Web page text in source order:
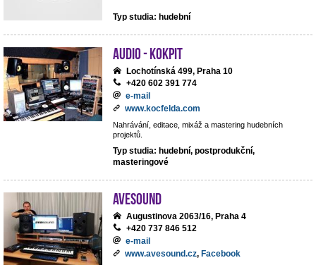
Typ studia: hudební
Audio - Kokpit
Lochotínská 499, Praha 10
+420 602 391 774
e-mail
www.kocfelda.com
Nahrávání, editace, mixáž a mastering hudebních
projektů.
Typ studia: hudební, postprodukční,
masteringové
avesound
Augustinova 2063/16, Praha 4
+420 737 846 512
e-mail
www.avesound.cz, Facebook